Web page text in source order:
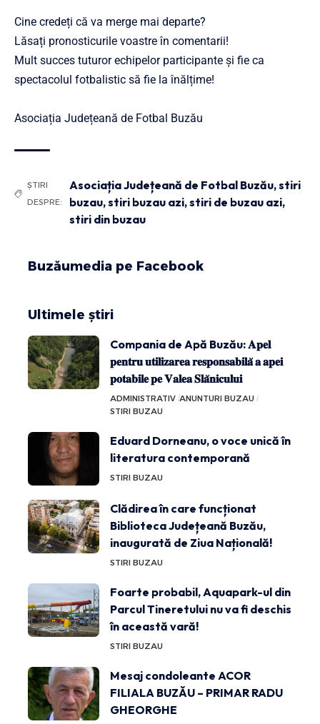
Cine credeți că va merge mai departe?
Lăsați pronosticurile voastre în comentarii!
Mult succes tuturor echipelor participante și fie ca
spectacolul fotbalistic să fie la înălțime!
Asociația Județeană de Fotbal Buzău
ȘTIRI
DESPRE:
Asociația Județeană de Fotbal Buzău,stiri
buzau,stiri buzau azi,stiri de buzau azi,
stiri din buzau
Buzăumedia pe Facebook
Ultimele știri
Compania de Apă Buzău: 𝐀𝐩𝐞𝐥
𝐩𝐞𝐧𝐭𝐫𝐮 𝐮𝐭𝐢𝐥𝐢𝐳𝐚𝐫𝐞𝐚 𝐫𝐞𝐬𝐩𝐨𝐧𝐬𝐚𝐛𝐢𝐥𝐚̆ 𝐚 𝐚𝐩𝐞𝐢
𝐩𝐨𝐭𝐚𝐛𝐢𝐥𝐞 𝐩𝐞 𝐕𝐚𝐥𝐞𝐚 𝐒𝐥𝐚̆𝐧𝐢𝐜𝐮𝐥𝐮𝐢
ADMINISTRATIV ANUNTURI BUZAU
STIRI BUZAU
Eduard Dorneanu, o voce unică în
literatura contemporană
STIRI BUZAU
Clădirea în care funcționat
Biblioteca Județeană Buzău,
inaugurată de Ziua Națională!
STIRI BUZAU
Foarte probabil, Aquapark-ul din
Parcul Tineretului nu va fi deschis
în această vară!
STIRI BUZAU
Mesaj condoleante ACOR
FILIALA BUZĂU – PRIMAR RADU
GHEORGHE